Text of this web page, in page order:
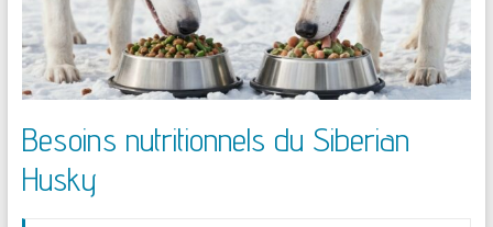
Besoins nutritionnels du Siberian
Husky